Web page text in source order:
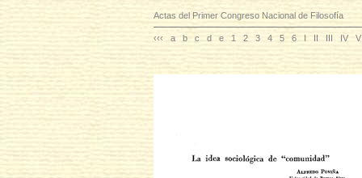
Actas del Primer Congreso Nacional de Filosofía
‹‹‹ a b c d e 1 2 3 4 5 6 I II III IV V